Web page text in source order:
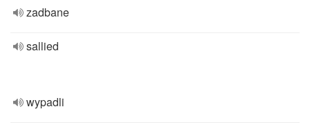
zadbane
sallied
wypadli